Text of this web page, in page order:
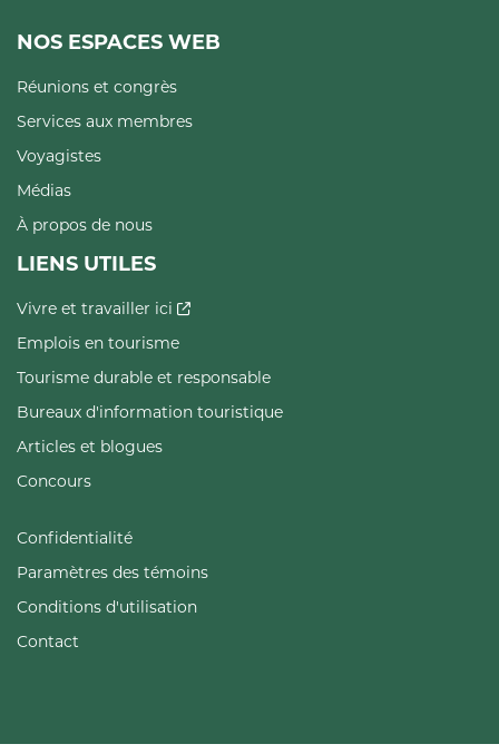
NOS ESPACES WEB
Réunions et congrès
Services aux membres
Voyagistes
Médias
À propos de nous
LIENS UTILES
Vivre et travailler ici
Emplois en tourisme
Tourisme durable et responsable
Bureaux d'information touristique
Articles et blogues
Concours
Confidentialité
Paramètres des témoins
Conditions d'utilisation
Contact